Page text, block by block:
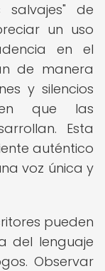
salvajes" de
un uso
en el
de manera
y silencios
que las
Esta
auténtico
voz única y
pueden
del lenguaje
Observar